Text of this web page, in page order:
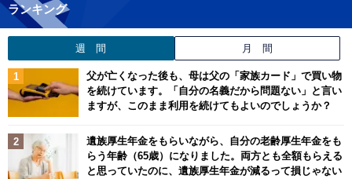
ランキング
週 間 月 間
父が亡くなった後も、母は父の「家族カード」で買い物
を続けています。「自分の名義だから問題ない」と言い
ますが、このまま利用を続けてもよいのでしょうか？
遺族厚生年金をもらいながら、自分の老齢厚生年金をも
らう年齢（65歳）になりました。両方とも全額もらえる
と思っていたのに、遺族厚生年金が減るって損じゃない